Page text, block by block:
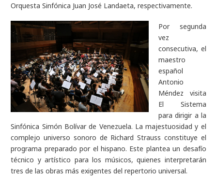
Orquesta Sinfónica Juan José Landaeta, respectivamente.
Por segunda
vez
consecutiva, el
maestro
español
Antonio
Méndez visita
El Sistema
para dirigir a la
Sinfónica Simón Bolívar de Venezuela. La majestuosidad y el
complejo universo sonoro de Richard Strauss constituye el
programa preparado por el hispano. Este plantea un desafío
técnico y artístico para los músicos, quienes interpretarán
tres de las obras más exigentes del repertorio universal.